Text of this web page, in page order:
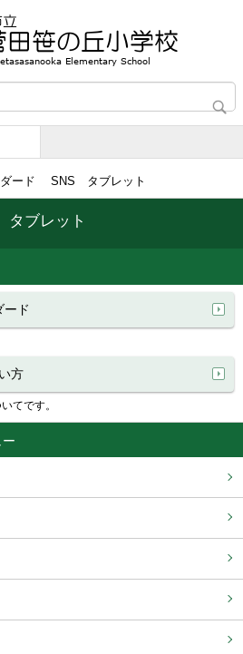
ダード SNS タブレット
ブレット
ード
方
てです。